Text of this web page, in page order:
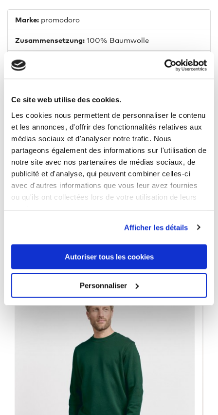
Ce site web utilise des cookies.
Les cookies nous permettent de personnaliser le contenu
et les annonces, d'offrir des fonctionnalités relatives aux
médias sociaux et d'analyser notre trafic. Nous
partageons également des informations sur l'utilisation de
notre site avec nos partenaires de médias sociaux, de
publicité et d'analyse, qui peuvent combiner celles-ci
avec d'autres informations que vous leur avez fournies
ou qu'ils ont collectées lors de votre utilisation de leurs
Afficher les détails
Autoriser tous les cookies
Personnaliser
Marke: promodoro
Zusammensetzung: 100% Baumwolle
Passform:
Länge:Normal
1,88 m (M)
Wärmespeichernd:Ja
Grammatur: 320 g/m²
Trockner geeignet:Ja